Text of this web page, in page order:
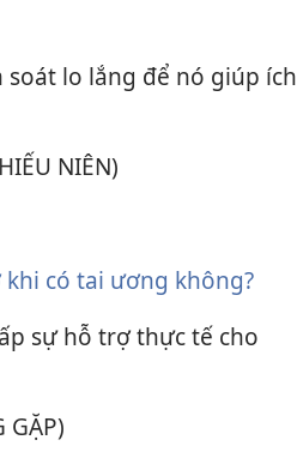
lo lắng để nó giúp ích
NIÊN)
có tai ương không?
sự hỗ trợ thực tế cho
GẶP)